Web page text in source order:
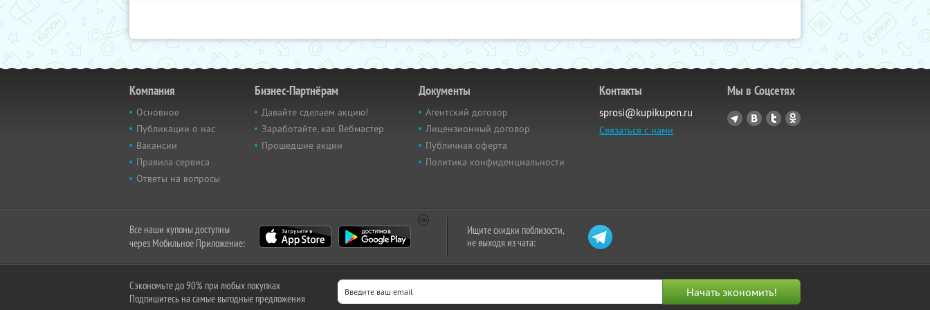
Компания
Основное
Публикации о нас
Вакансии
Правила сервиса
Ответы на вопросы
Бизнес-Партнёрам
Давайте сделаем акцию!
Заработайте, как Вебмастер
Прошедшие акции
Документы
Агентский договор
Лицензионный договор
Публичная оферта
Политика конфиденциальности
Контакты
sprosi@kupikupon.ru
Связаться с нами
Мы в Соцсетях
Все наши купоны доступны
через Мобильное Приложение:
Ищите скидки поблизости,
не выходя из чата:
Сэкономьте до 90% при любых покупках
Подпишитесь на самые выгодные предложения